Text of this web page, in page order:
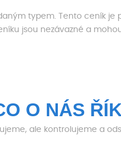
typem. Tento ceník
jsou nezávazné a
O NÁS
ale kontrolujeme a